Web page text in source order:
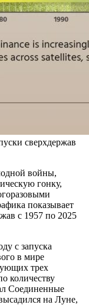
сверхдержав
войны,
гонку,
показывает
с 1957 по 2025
с запуска
в мире
трех
количеству
Соединенные
на Луне,